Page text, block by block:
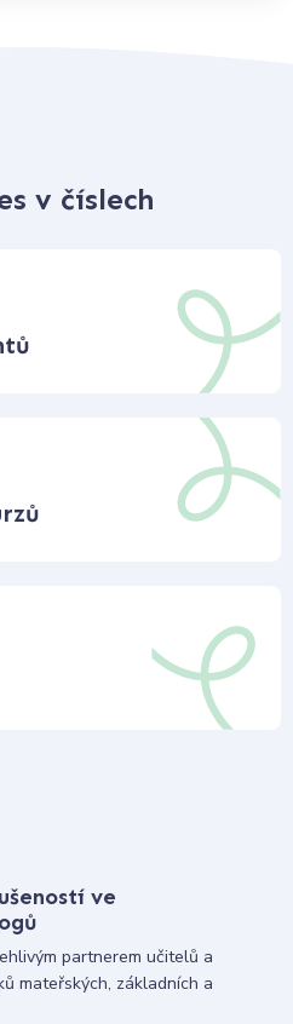
v číslech
ve
partnerem učitelů a
mateřských, základních a